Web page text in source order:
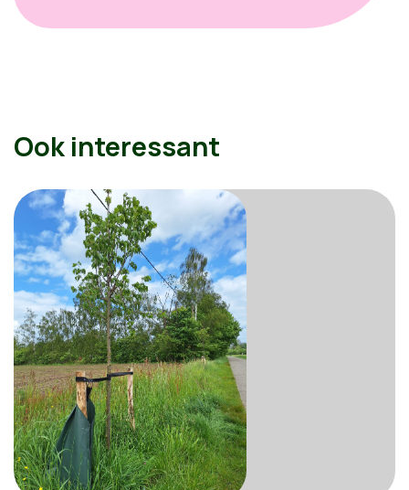
Ook interessant